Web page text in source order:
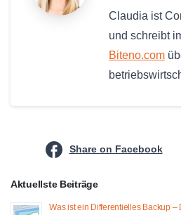
Claudia ist
und schreibt
Biteno.com
Share on Facebook
Aktuellste Beiträge
Was ist ein Differentielles Backup